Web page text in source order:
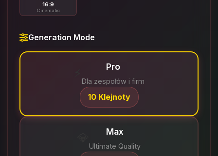
16:9
Cinematic
Generation Mode
Pro
Dla zespołów i firm
10 Klejnoty
Max
Ultimate Quality